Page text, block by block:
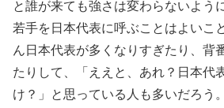
と誰が来ても強さは変わらないよう
若手を日本代表に呼ぶことはよいこ
ん日本代表が多くなりすぎたり、背
たりして、「ええと、あれ？日本代
け？」と思っている人も多いだろう。